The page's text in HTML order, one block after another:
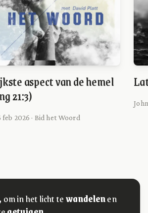
aspect van de hemel
21:3)
feb 2026 · Bid het Woord
om in het licht tewandelenen